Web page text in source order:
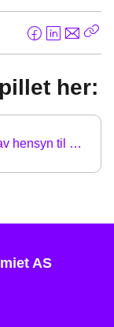
F
c
e
b
k
L
n
k
e
n
E
o
s
t
her:
250926_Prioritert nettilknytning av hensyn til nasjonale sikkerhetsinteresser.pdf
AS